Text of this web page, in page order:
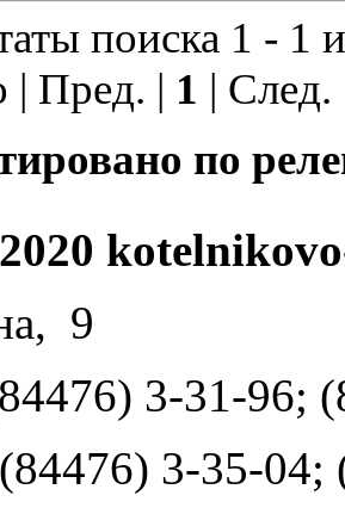
поиска 1 - 1
| Пред. | 1 |
по
9
3-31-96;
3-35-04;